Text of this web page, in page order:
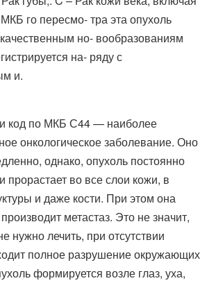
го пересмо- тра эта опухоль
но- вообразованиям
на- ряду с
и​.
код по МКБ С44 — наиболее
онкологическое заболевание. Оно
однако, опухоль постоянно
прорастает во все слои кожи, в
и даже кости. При этом она
метастаз. Это не значит,
нужно лечить, при отсутствии
полное разрушение окружающих
формируется возле глаз, уха,